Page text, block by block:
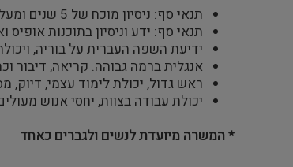
תנאי סף: ניסיון מוכח של 5 שנים ומעלה לפחות בעבודות מזכירות ו/או ניהול משרד.
תנאי סף: ידע וניסיון בתוכנות אופיס
ידיעת השפה העברית על בוריה,
אנגלית ברמה גבוהה. קריאה, דיבור
ראש גדול, יכולת לימוד עצמי, דיוק,
יכולת עבודה בצוות, יחסי אנוש
* המשרה מיועדת לנשים ולגברים כאחד